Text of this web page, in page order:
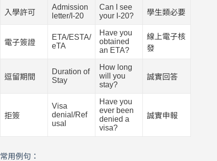
入學許可
Admission
letter/I-20
Can I see
your I-20?
學生類必要
電子簽證
ETA/ESTA/
eTA
Have you
obtained
an ETA?
線上電子核
發
逗留期間
Duration of
Stay
How long
will you
stay?
誠實回答
拒簽
Visa
denial/Ref
usal
Have you
ever been
denied a
visa?
誠實申報
常用例句：